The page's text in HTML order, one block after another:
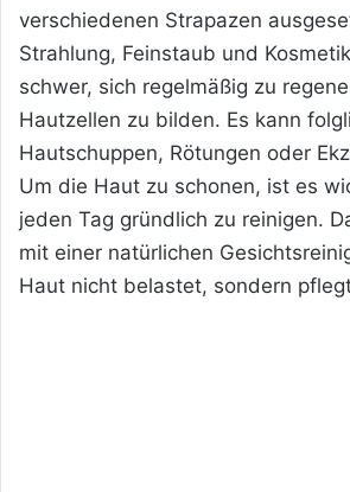
verschiedenen Strapazen
Strahlung, Feinstaub und
schwer, sich regelmäßig zu
Hautzellen zu bilden. Es kann
Hautschuppen, Rötungen oder
Um die Haut zu schonen, ist es
jeden Tag gründlich zu reinigen.
mit einer natürlichen
Haut nicht belastet, sondern